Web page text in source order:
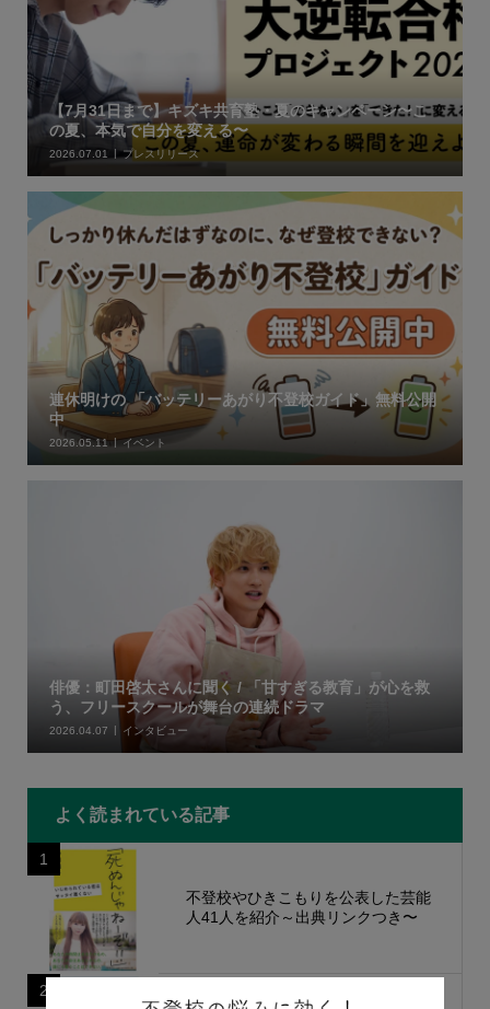
【7月31日まで】キズキ共育塾・夏のキャンペーン〜こ
の夏、本気で自分を変える〜
2026.07.01 プレスリリース
連休明けの 「バッテリーあがり不登校ガイド」無料公開
中
2026.05.11 イベント
俳優：町田啓太さんに聞く / 「甘すぎる教育」が心を救
う、フリースクールが舞台の連続ドラマ
2026.04.07 インタビュー
よく読まれている記事
1
不登校やひきこもりを公表した芸能
人41人を紹介～出典リンクつき〜
2